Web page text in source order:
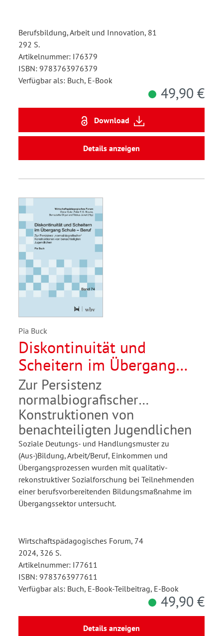
Berufsbildung, Arbeit und Innovation, 81
292 S.
Artikelnummer: I76379
ISBN: 9783763976379
Verfügbar als: Buch, E-Book
49,90 €
Download
Details anzeigen
Pia Buck
Diskontinuität und
Scheitern im Übergang
Schule – Beruf
Zur Persistenz
normalbiografischer
Konstruktionen von
benachteiligten Jugendlichen
Soziale Deutungs- und Handlungsmuster zu
(Aus-)Bildung, Arbeit/Beruf, Einkommen und
Übergangsprozessen wurden mit qualitativ-
rekonstruktiver Sozialforschung bei Teilnehmenden
einer berufsvorbereitenden Bildungsmaßnahme im
Übergangssektor untersucht.
Wirtschaftspädagogisches Forum, 74
2024, 326 S.
Artikelnummer: I77611
ISBN: 9783763977611
Verfügbar als: Buch, E-Book-Teilbeitrag, E-Book
49,90 €
Details anzeigen